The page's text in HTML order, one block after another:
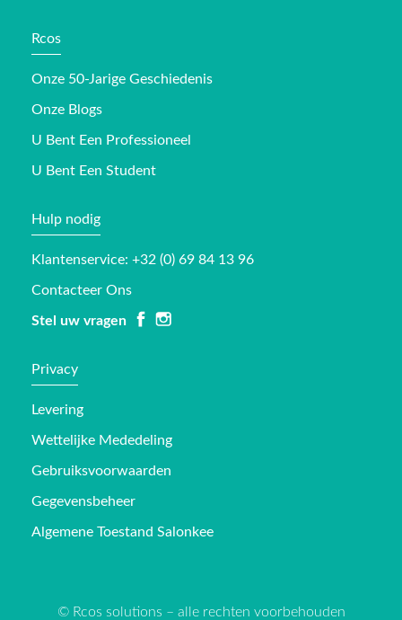
Rcos
Onze 50-Jarige Geschiedenis
Onze Blogs
U Bent Een Professioneel
U Bent Een Student
Hulp nodig
Klantenservice: +32 (0) 69 84 13 96
Contacteer Ons
Stel uw vragen
Privacy
Levering
Wettelijke Mededeling
Gebruiksvoorwaarden
Gegevensbeheer
Algemene Toestand Salonkee
© Rcos solutions – alle rechten voorbehouden